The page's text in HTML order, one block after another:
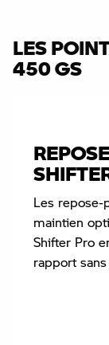
LES
450 GS
Les repose-
maintien
Shifter Pro
rapport